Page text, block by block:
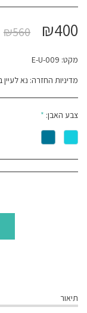
₪400
₪560
מקט: E-U-009
מדיניות החזרה: נא לעיין
צבע האבן: *
תיאור